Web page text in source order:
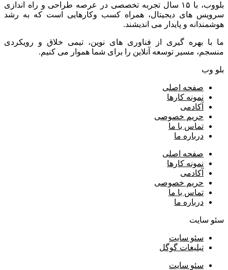
بلووب، با ۱۵ سال تجربه تخصصی در عرصه طراحی و راه اندازی
سرویس های دیجیتال، همراه کسب وکارهایی است که به رشد
هوشمندانه و پایدار می اندیشند.
ما با بهره گیری از فناوری های نوین، تیمی خلاق و رویکردی
منسجم، مسیر توسعه آنلاین را برای شما هموار می کنیم.
بلو وب
صفحه اصلی
نمونه کارها
آکادمی
حریم خصوصی
تماس با ما
درباره ما
صفحه اصلی
نمونه کارها
آکادمی
حریم خصوصی
تماس با ما
درباره ما
سئو سایت
سئو سایت
تبلیغات گوگل
سئو سایت